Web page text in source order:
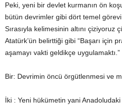
Peki, yeni bir devlet kurmanın ön
bütün devrimler gibi dört temel görevi
Sırasıyla kelimesinin altını çiziyoruz
Atatürk’ün belirttiği gibi “Başarı için
aşamayı vakti geldikçe uygulamaktı.”
Bir: Devrimin öncü örgütlenmesi ve
İki : Yeni hükümetin yani Anadoludaki